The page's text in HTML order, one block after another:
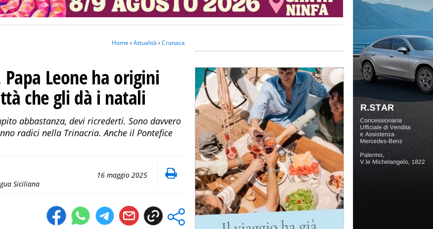
Home› Attualità › Cronaca
Leone ha origini
che gli dà i natali
abbastanza, devi ricrederti. Sono davvero
radici nella Trinacria. Anche il Pontefice
Siciliana
16 maggio 2025